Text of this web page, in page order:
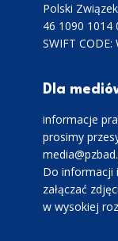
Polski
46 1090 1014
SWIFT CODE:
Dla
informacje
prosimy
Do informacji
załączać
w wysokiej